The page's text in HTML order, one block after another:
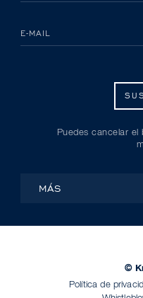
E-MAIL
Puedes cancelar el
MÁS
©
Política de